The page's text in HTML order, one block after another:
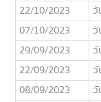
22/10/2023
วั
07/10/2023
วั
29/09/2023
วั
22/09/2023
วั
08/09/2023
วั